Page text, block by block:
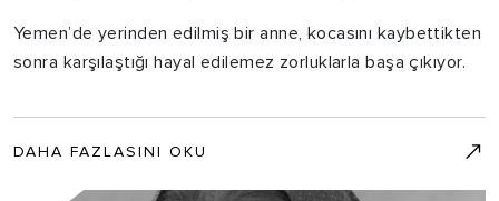
Yemen’de yerinden edilmiş bir anne, kocasını kaybettikten
sonra karşılaştığı hayal edilemez zorluklarla başa çıkıyor.
DAHA FAZLASINI OKU